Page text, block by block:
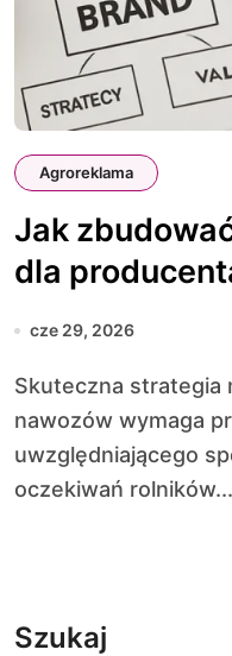
Agroreklama
Jak
dla
cze 29, 2026
Skuteczna strategia marki dla producenta
nawozów wymaga
uwzględniającego
oczekiwań rolników...
Szukaj